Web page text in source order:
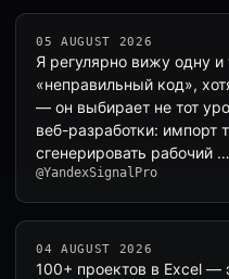
05 AUGUST 2026
Я регулярно вижу одну
«неправильный код»,
— он выбирает не тот
веб-разработки:
сгенерировать рабочий …
@YandexSignalPro
04 AUGUST 2026
100+ проектов в Excel —